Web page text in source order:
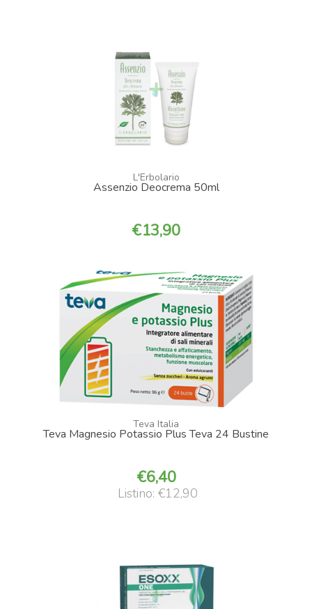
L'Erbolario
Assenzio Deocrema 50ml
13,90
Teva Italia
Teva Magnesio Potassio Plus Teva 24 Bustine
6,40
Listino: €12,90